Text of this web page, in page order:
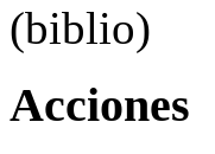
(biblio)
Acciones